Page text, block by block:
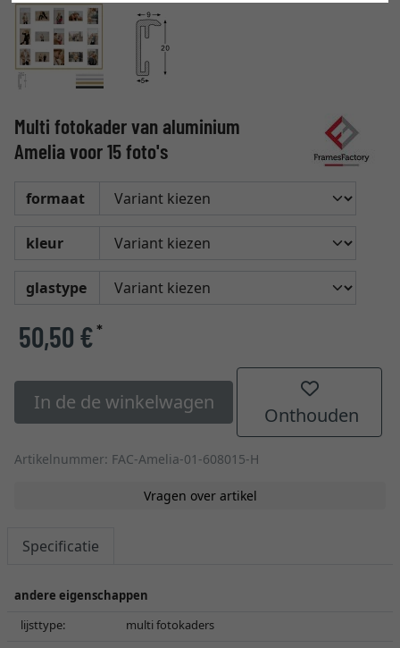
Multi fotokader van aluminium
Amelia voor 15 foto's
formaat
kleur
glastype
50,50 €*
In de de winkelwagen
Onthouden
Artikelnummer: FAC-Amelia-01-608015-H
Vragen over artikel
Specificatie
andere eigenschappen
lijsttype:
multi fotokaders